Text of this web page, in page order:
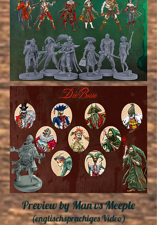
Preview by Man vs Meeple
(englischsprachiges Video)